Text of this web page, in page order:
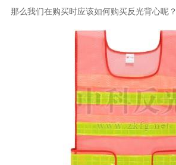
那么我们在购买时应该如何购买反光背心呢？